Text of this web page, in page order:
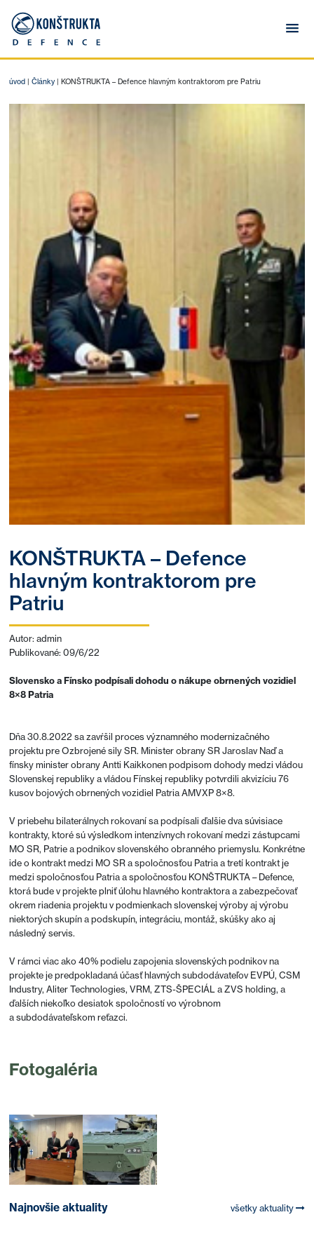
úvod | Články | KONŠTRUKTA – Defence hlavným kontraktorom pre Patriu
KONŠTRUKTA – Defence
hlavným kontraktorom pre
Patriu
Autor: admin
Publikované: 09/6/22
Slovensko a Fínsko podpísali dohodu o nákupe obrnených vozidiel
8×8 Patria
Dňa 30.8.2022 sa zavŕšil proces významného modernizačného
projektu pre Ozbrojené sily SR. Minister obrany SR Jaroslav Naď a
fínsky minister obrany Antti Kaikkonen podpisom dohody medzi vládou
Slovenskej republiky a vládou Fínskej republiky potvrdili akvizíciu 76
kusov bojových obrnených vozidiel Patria AMVXP 8×8.
V priebehu bilaterálnych rokovaní sa podpísali ďalšie dva súvisiace
kontrakty, ktoré sú výsledkom intenzívnych rokovaní medzi zástupcami
MO SR, Patrie a podnikov slovenského obranného priemyslu. Konkrétne
ide o kontrakt medzi MO SR a spoločnosťou Patria a tretí kontrakt je
medzi spoločnosťou Patria a spoločnosťou KONŠTRUKTA – Defence,
ktorá bude v projekte plniť úlohu hlavného kontraktora a zabezpečovať
okrem riadenia projektu v podmienkach slovenskej výroby aj výrobu
niektorých skupín a podskupín, integráciu, montáž, skúšky ako aj
následný servis.
V rámci viac ako 40% podielu zapojenia slovenských podnikov na
projekte je predpokladaná účasť hlavných subdodávateľov EVPÚ, CSM
Industry, Aliter Technologies, VRM, ZTS-ŠPECIÁL a ZVS holding, a
ďalších niekoľko desiatok spoločností vo výrobnom
a subdodávateľskom reťazci.
Fotogaléria
Najnovšie aktuality všetky aktuality